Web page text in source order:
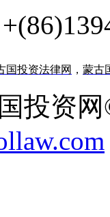
国投资法律网 ， 蒙古
投资